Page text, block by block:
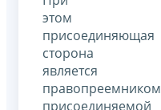
этом
присоединяющая
сторона
является
правопреемником
присоединяемой